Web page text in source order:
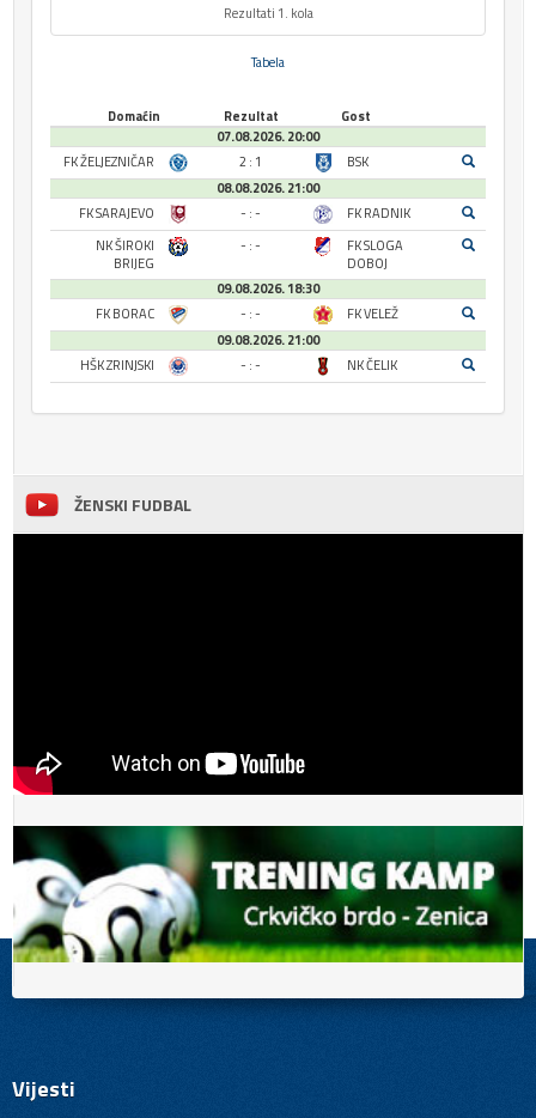
Rezultati 1. kola
Tabela
Domaćin Rezultat
Gost
07.08.2026. 20:00
FK ŽELJEZNIČAR
2 : 1
BSK
08.08.2026. 21:00
FK SARAJEVO
- : -
FK RADNIK
NK ŠIROKI
BRIJEG
- : -
FK SLOGA
DOBOJ
09.08.2026. 18:30
FK BORAC
- : -
FK VELEŽ
09.08.2026. 21:00
HŠK ZRINJSKI
- : - NK ČELIK
ŽENSKI FUDBAL
Vijesti